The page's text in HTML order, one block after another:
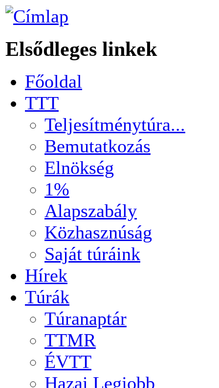
Elsődleges linkek
Főoldal
TTT
Teljesítménytúra...
Bemutatkozás
Elnökség
1%
Alapszabály
Közhasznúság
Saját túráink
Hírek
Túrák
Túranaptár
TTMR
ÉVTT
Hazai Legjobb